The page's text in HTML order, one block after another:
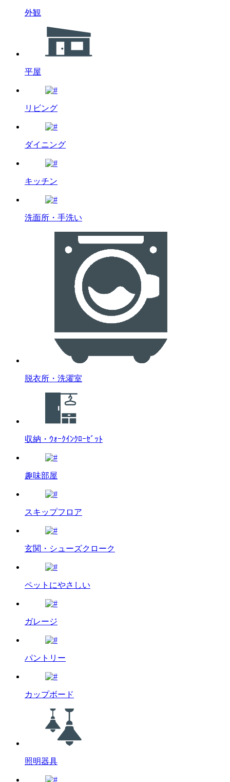
外観
平屋
リビング
ダイニング
キッチン
洗面所・手洗い
脱衣所・洗濯室
収納・ｳｫｰｸｲﾝｸﾛｰｾﾞｯﾄ
趣味部屋
スキップフロア
玄関・シューズクローク
ペットにやさしい
ガレージ
パントリー
カップボード
照明器具